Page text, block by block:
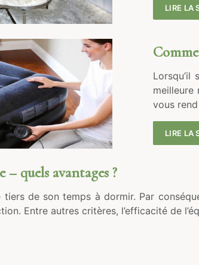
LIRE LA
Lorsqu’il
meilleure
vous
LIRE LA
quels avantages ?
de son temps à dormir. Par
Entre autres critères, l’efficacité de